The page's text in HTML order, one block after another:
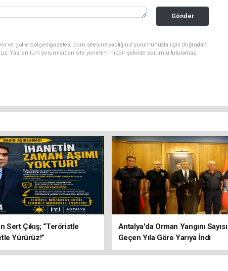
Gönder
ve gollerbolgesigazetesi.com sitesine yaptığınız yorumunuzla ilgili doğrudan
Yazılan tüm yorumlardan site yönetimi hiçbir şekilde sorumlu tutulamaz.
Sert Çıkış; “Teröristle
Yürürüz!”
Antalya'da Orman Yangını Sayısı
Geçen Yıla Göre Yarıya İndi